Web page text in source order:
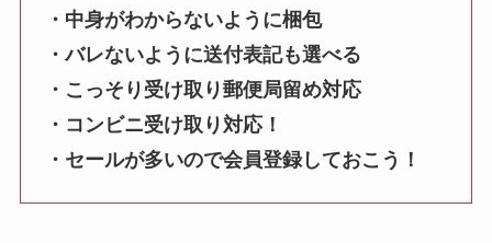
・中身がわからないように梱包
・バレないように送付表記も選べる
・こっそり受け取り郵便局留め対応
・コンビニ受け取り対応！
・セールが多いので会員登録しておこう！